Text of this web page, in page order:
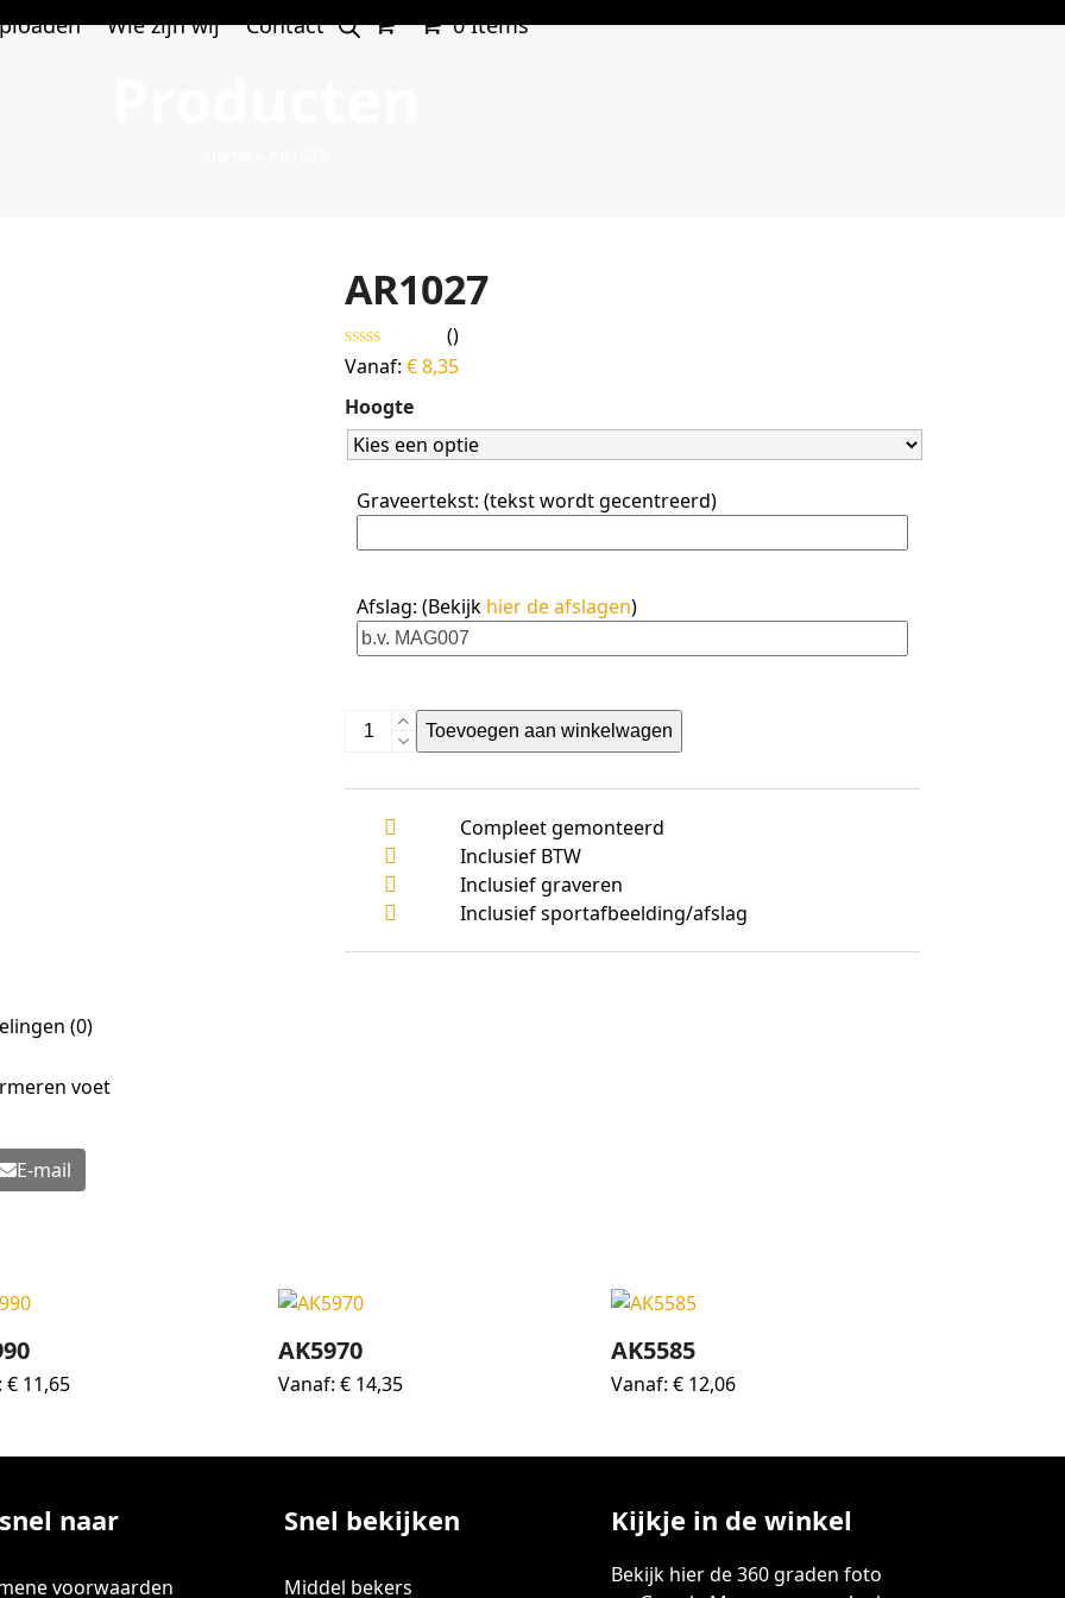
Wie zijn wij Contact 0 Items
AR1027
Gewaardeerd
uit
5
()
Vanaf: €8,35
Hoogte
Graveertekst: (tekst wordt gecentreerd)
Afslag: (Bekijk hier de afslagen)
AR1027
Toevoegen aan winkelwagen
Compleet gemonteerd
Inclusief BTW
Inclusief graveren
Inclusief sportafbeelding/afslag
(0)
voet
E-mail
€ 11,65
AK5970
Vanaf: € 14,35
AK5585
Vanaf: € 12,06
naar
voorwaarden
Snel bekijken
Middel bekers
Kijkje in de winkel
Bekijk hier de 360 graden foto